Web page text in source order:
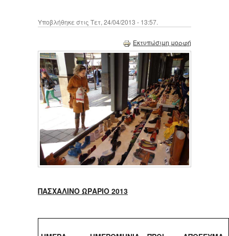
Υποβλήθηκε στις Τετ, 24/04/2013 - 13:57.
Εκτυπώσιμη μορφή
ΠΑΣΧΑΛΙΝΟ ΩΡΑΡΙΟ 2013